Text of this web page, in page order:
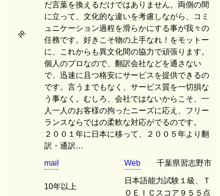
PR
だ言葉を換えるだけではありません。両側の間
に立って、文化的な違いを考慮しながら、コミ
ュニケーション過程を滑らかにする事が我々の
任務です。好きこそ物の上手なれ！をモットー
に、これからも異文化間の協力で頑張ります。
個人のプロなので、翻訳会社などを通さない
で、迅速に且つ格安にサービスを提供できるの
です。言うまでもなく、サービス質を一切損な
う事なく。むしろ、会社ではないからこそ、一
人一人のお客様の拘ったニーズに応え、フリー
ランスならではの柔軟な対応がでるのです。
２００１年に日本に移って、２００５年より翻
訳・通訳…
mail Web 千葉県習志野市
10年以上
日本語能力試験１級、Ｔ
ＯＥＩＣスコア９５５点